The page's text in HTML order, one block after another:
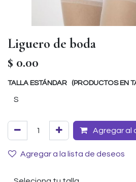
Liguero de boda
$ 0.00
TALLA ESTÁNDAR (PRODUCTOS EN
Agregar al
Agregar a la lista de deseos